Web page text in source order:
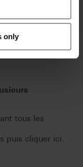
only
tous les
puis cliquer ici.